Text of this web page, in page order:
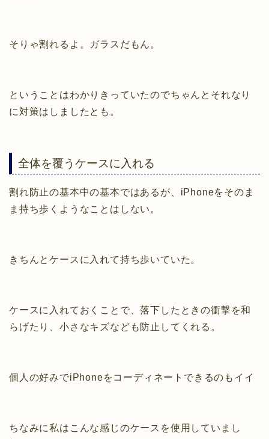
そりゃ割れるよ。ガラスだもん。
ということはわかりきっていたのでちゃんとそれなり
に対策はしましたとも。
全体を覆うケースに入れる
割れ防止の基本中の基本ではあるが、iPhoneをそのま
ま持ち歩くようなことはしない。
きちんとケースに入れて持ち歩いていた。
ケースに入れておくことで、落下したときの衝撃を和
らげたり、小さなキズなども防止してくれる。
個人の好みでiPhoneをコーディネートできるのもイイ
ちなみに私はこんな感じのケースを使用していまし